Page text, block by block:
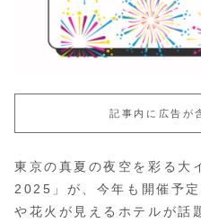
記事内に広告が
東京の真夏の夜空を彩る大
2025」が、今年も開催予
や花火が見えるホテルが話